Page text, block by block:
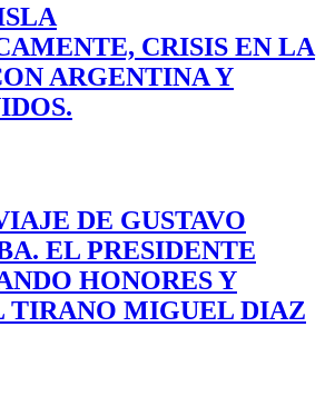
CRISIS EN LA
ARGENTINA Y
DE GUSTAVO
EL PRESIDENTE
HONORES Y
TIRANO MIGUEL DIAZ